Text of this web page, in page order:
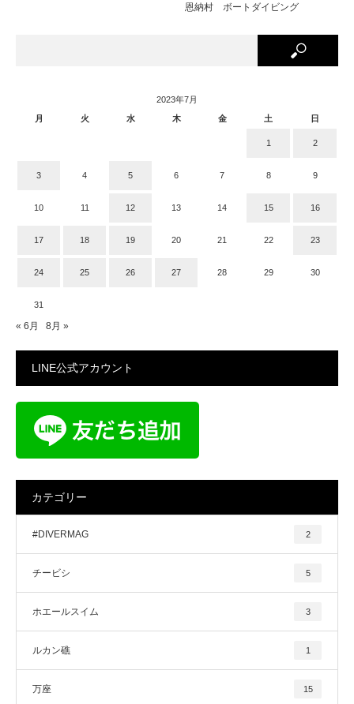
恩納村 ボートダイビング
2023年7月
月
火 水 木 金 土 日
1 2
3 4 5 6 7 8 9
10 11 12 13 14 15 16
17 18 19 20 21 22 23
24 25 26 27 28 29 30
31
« 6月 8月 »
LINE公式アカウント
カテゴリー
#DIVERMAG 2
チービシ 5
ホエールスイム 3
ルカン礁 1
万座 15